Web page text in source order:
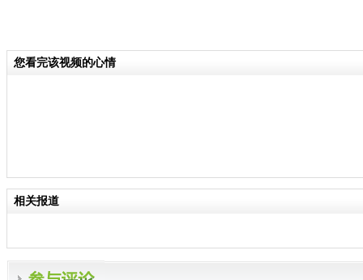
您看完该视频的心情
相关报道